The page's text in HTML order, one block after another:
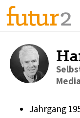
Jahrgang